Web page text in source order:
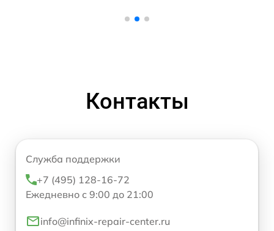
Контакты
Служба поддержки
+7 (495) 128-16-72
Ежедневно с 9:00 до 21:00
info@infinix-repair-center.ru